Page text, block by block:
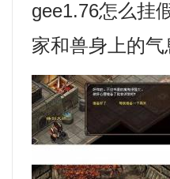
gee1.76怎么挂
家和兽身上的